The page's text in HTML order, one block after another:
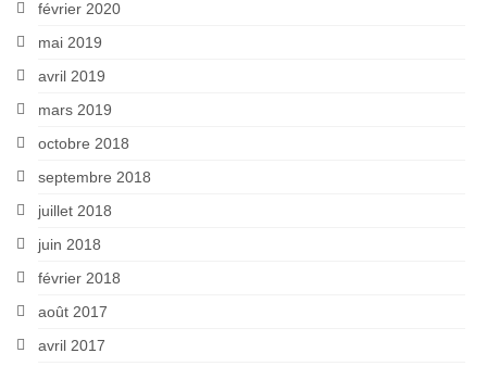
février 2020
mai 2019
avril 2019
mars 2019
octobre 2018
septembre 2018
juillet 2018
juin 2018
février 2018
août 2017
avril 2017